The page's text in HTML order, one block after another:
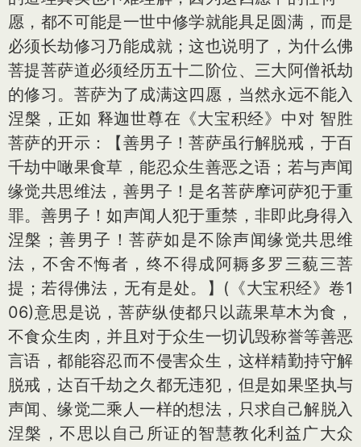
愿，都不可能是一世中修学就能具足圆满，而是
必须长劫修习乃能成就；这也说明了，为什么佛
菩提菩萨道必须经历五十二阶位、三大阿僧祇劫
的修习。菩萨为了成满这四愿，当然永远不能入
涅槃，正如 释迦世尊在《大宝积经》中对 智胜
菩萨的开示：【善男子！菩萨虽行解脱戒，于百
千劫中噉果食草，能忍众生善恶之语；若与声闻
缘觉共思维法，善男子！是名菩萨摩诃萨犯于重
罪。善男子！如声闻人犯于重禁，非即此身得入
涅槃；善男子！菩萨如是不除声闻缘觉共思维
法，不舍不悔者，终不得成阿耨多罗三藐三菩
提；若得佛法，无有是处。】(《大宝积经》卷1
06)意思是说，菩萨纵使都只以蔬果草木为食，
不食众生肉，并且对于众生一切讥毁称誉等善恶
言语，都能容忍而不侵害众生，这样精勤持守解
脱戒，达百千劫之久都无违犯，但是如果坚执与
声闻、缘觉二乘人一样的想法，只求自己解脱入
涅槃，不思以自己所证的智慧教化利益广大众